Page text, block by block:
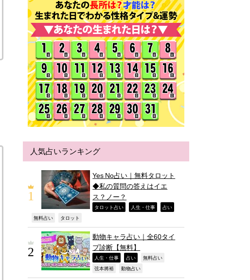
人気占いランキング
Yes No占い｜無料タロット
◆私の質問の答えはイエ
ス？ノー？
タロット占い 人生・仕事 占い
無料占い タロット
動物キャラ占い｜全60タイ
プ診断【無料】
人生・仕事 占い 無料占い
弦本將裕 動物占い